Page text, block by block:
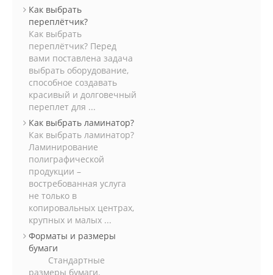
Как выбрать
переплётчик?
Как выбрать
переплётчик? Перед
вами поставлена задача
выбрать оборудование,
способное создавать
красивый и долговечный
переплет для ...
Как выбрать ламинатор?
Как выбрать ламинатор?
Ламинирование
полиграфической
продукции –
востребованная услуга
не только в
копировальных центрах,
крупных и малых ...
Форматы и размеры
бумаги
Стандартные
размеры бумаги.